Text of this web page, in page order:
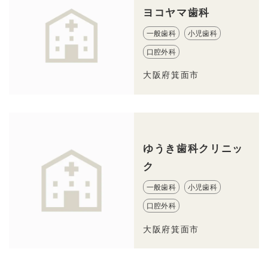
ヨコヤマ歯科
一般歯科 小児歯科
口腔外科
大阪府箕面市
ゆうき歯科クリニッ
ク
一般歯科 小児歯科
口腔外科
大阪府箕面市